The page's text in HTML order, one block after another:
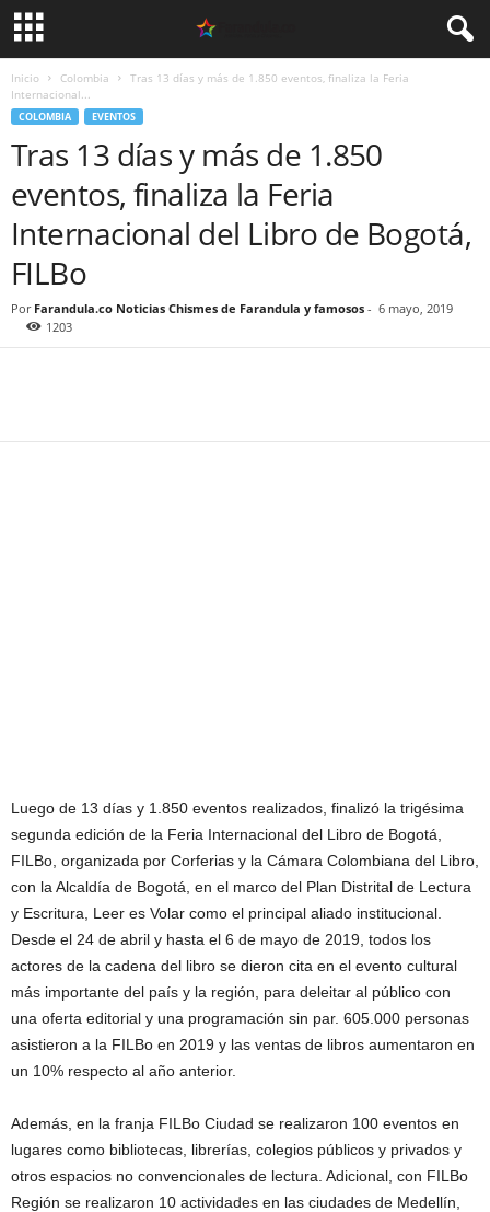
Inicio Colombia
Tras 13 días y más de 1.850 eventos, finaliza la Feria
Internacional...
COLOMBIA EVENTOS
Tras 13 días y más de 1.850
eventos, finaliza la Feria
Internacional del Libro de Bogotá,
FILBo
Por Farandula.co Noticias Chismes de Farandula y famosos - 6 mayo, 2019
1203
Luego de 13 días y 1.850 eventos realizados, finalizó la trigésima
segunda edición de la Feria Internacional del Libro de Bogotá,
FILBo, organizada por Corferias y la Cámara Colombiana del Libro,
con la Alcaldía de Bogotá, en el marco del Plan Distrital de Lectura
y Escritura, Leer es Volar como el principal aliado institucional.
Desde el 24 de abril y hasta el 6 de mayo de 2019, todos los
actores de la cadena del libro se dieron cita en el evento cultural
más importante del país y la región, para deleitar al público con
una oferta editorial y una programación sin par. 605.000 personas
asistieron a la FILBo en 2019 y las ventas de libros aumentaron en
un 10% respecto al año anterior.
Además, en la franja FILBo Ciudad se realizaron 100 eventos en
lugares como bibliotecas, librerías, colegios públicos y privados y
otros espacios no convencionales de lectura. Adicional, con FILBo
Región se realizaron 10 actividades en las ciudades de Medellín,